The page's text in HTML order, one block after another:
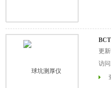
更新
访问